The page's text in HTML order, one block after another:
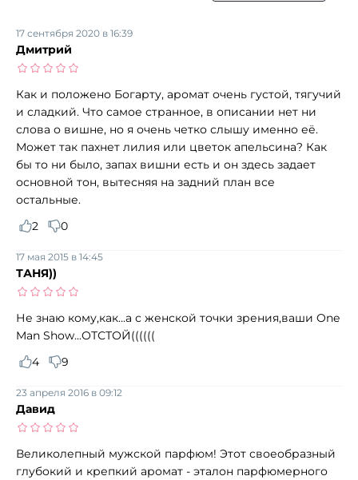
Дмитрий
17 сентября 2020 в 16:39
Как и положено Богарту, аромат очень густой, тягучий
и сладкий. Что самое странное, в описании нет ни
слова о вишне, но я очень четко слышу именно её.
Может так пахнет лилия или цветок апельсина? Как
бы то ни было, запах вишни есть и он здесь задает
основной тон, вытесняя на задний план все
остальные.
2
0
ТАНЯ))
17 мая 2015 в 14:45
Не знаю кому,как...а с женской точки зрения,ваши One
Man Show...ОТСТОЙ((((((
4
9
Давид
23 апреля 2016 в 09:12
Великолепный мужской парфюм! Этот своеобразный
глубокий и крепкий аромат - эталон парфюмерного